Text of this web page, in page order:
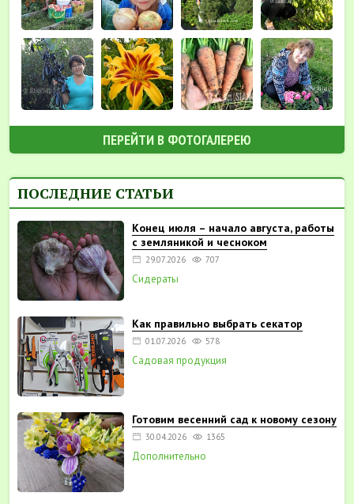
ПЕРЕЙТИ В ФОТОГАЛЕРЕЮ
ПОСЛЕДНИЕ СТАТЬИ
Конец июля – начало августа, работы
с земляникой и чесноком
29.07.2026 707
Сидераты
Как правильно выбрать секатор
01.07.2026 578
Садовая продукция
Готовим весенний сад к новому сезону
30.04.2026 1365
Дополнительно